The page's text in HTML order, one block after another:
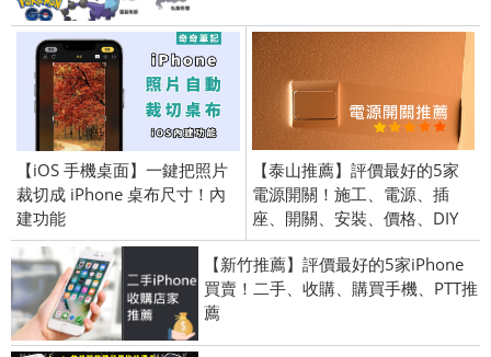
【iOS 手機桌面】一鍵把照片
裁切成 iPhone 桌布尺寸！內
建功能
【泰山推薦】評價最好的5家
電源開關！施工、電源、插
座、開關、安裝、價格、DIY
【新竹推薦】評價最好的5家iPhone
買賣！二手、收購、購買手機、PTT推
薦